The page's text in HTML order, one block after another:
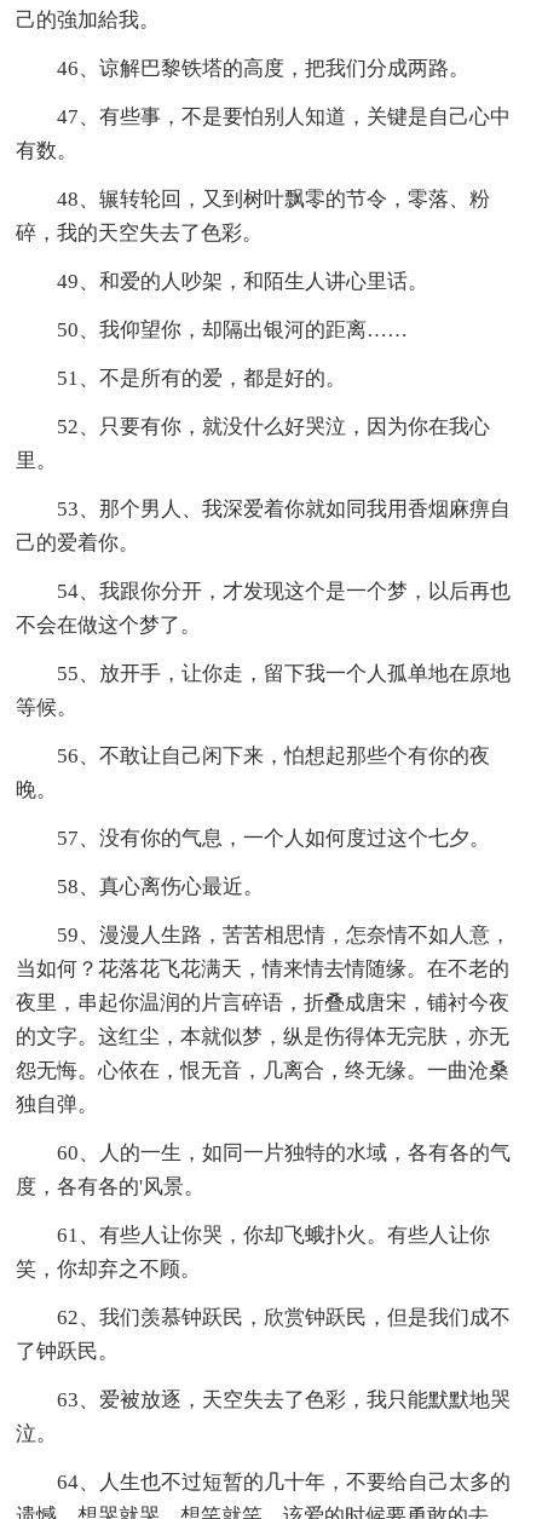
己的強加給我。
46、谅解巴黎铁塔的高度，把我们分成两路。
47、有些事，不是要怕别人知道，关键是自己心中
有数。
48、辗转轮回，又到树叶飘零的节令，零落、粉
碎，我的天空失去了色彩。
49、和爱的人吵架，和陌生人讲心里话。
50、我仰望你，却隔出银河的距离……
51、不是所有的爱，都是好的。
52、只要有你，就没什么好哭泣，因为你在我心
里。
53、那个男人、我深爱着你就如同我用香烟麻痹自
己的爱着你。
54、我跟你分开，才发现这个是一个梦，以后再也
不会在做这个梦了。
55、放开手，让你走，留下我一个人孤单地在原地
等候。
56、不敢让自己闲下来，怕想起那些个有你的夜
晚。
57、没有你的气息，一个人如何度过这个七夕。
58、真心离伤心最近。
59、漫漫人生路，苦苦相思情，怎奈情不如人意，
当如何？花落花飞花满天，情来情去情随缘。在不老的
夜里，串起你温润的片言碎语，折叠成唐宋，铺衬今夜
的文字。这红尘，本就似梦，纵是伤得体无完肤，亦无
怨无悔。心依在，恨无音，几离合，终无缘。一曲沧桑
独自弹。
60、人的一生，如同一片独特的水域，各有各的气
度，各有各的'风景。
61、有些人让你哭，你却飞蛾扑火。有些人让你
笑，你却弃之不顾。
62、我们羡慕钟跃民，欣赏钟跃民，但是我们成不
了钟跃民。
63、爱被放逐，天空失去了色彩，我只能默默地哭
泣。
64、人生也不过短暂的几十年，不要给自己太多的